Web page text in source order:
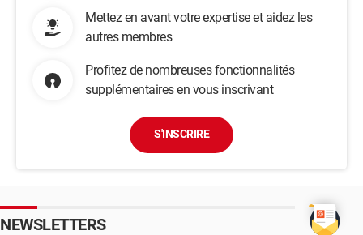
Mettez en avant votre expertise et aidez les
autres membres
Profitez de nombreuses fonctionnalités
supplémentaires en vous inscrivant
S'INSCRIRE
NEWSLETTERS